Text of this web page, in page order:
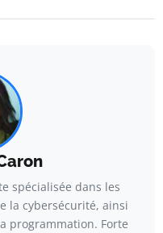
spécialisée dans les
la cybersécurité, ainsi
programmation. Forte